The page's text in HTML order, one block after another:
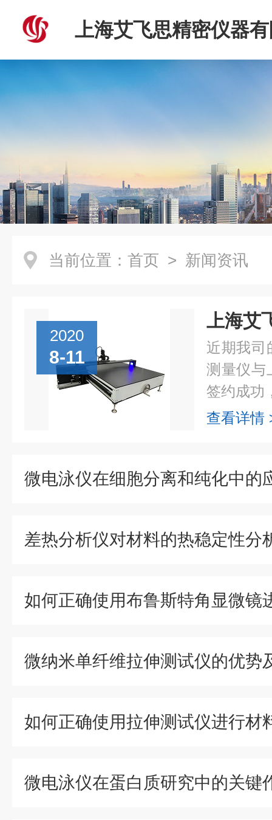
上海艾飞思精密仪器
当前位置： 首页 > 新闻资讯
2020
8-11
近期我司
测量仪与
签约成功
查看详情
微电泳仪在细胞分离和纯化中的
差热分析仪对材料的热稳定性分
如何正确使用布鲁斯特角显微镜
微纳米单纤维拉伸测试仪的优势
如何正确使用拉伸测试仪进行材
微电泳仪在蛋白质研究中的关键